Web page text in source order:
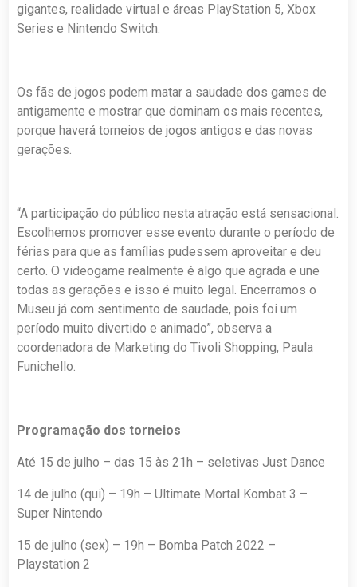
gigantes, realidade virtual e áreas PlayStation 5, Xbox
Series e Nintendo Switch.
Os fãs de jogos podem matar a saudade dos games de
antigamente e mostrar que dominam os mais recentes,
porque haverá torneios de jogos antigos e das novas
gerações.
“A participação do público nesta atração está sensacional.
Escolhemos promover esse evento durante o período de
férias para que as famílias pudessem aproveitar e deu
certo. O videogame realmente é algo que agrada e une
todas as gerações e isso é muito legal. Encerramos o
Museu já com sentimento de saudade, pois foi um
período muito divertido e animado”, observa a
coordenadora de Marketing do Tivoli Shopping, Paula
Funichello.
Programação dos torneios
Até 15 de julho – das 15 às 21h – seletivas Just Dance
14 de julho (qui) – 19h – Ultimate Mortal Kombat 3 –
Super Nintendo
15 de julho (sex) – 19h – Bomba Patch 2022 –
Playstation 2